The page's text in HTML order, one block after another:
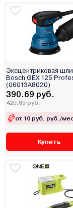
Эксцентриковая
Bosch GEX 125
(06013A8020)
390.69 руб.
425.85 руб.
от 10 руб. руб./
Купить